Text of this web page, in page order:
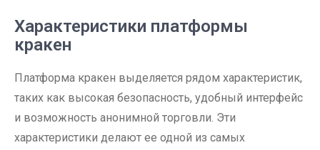
Характеристики платформы
кракен
Платформа кракен выделяется рядом характеристик,
таких как высокая безопасность, удобный интерфейс
и возможность анонимной торговли. Эти
характеристики делают ее одной из самых